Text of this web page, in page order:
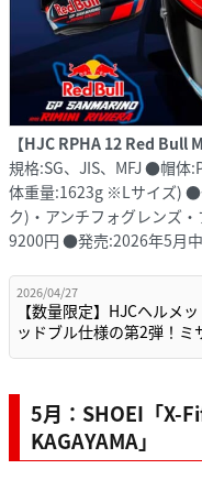
【HJC RPHA 12 Red Bull
規格:SG、JIS、MFJ ●帽体
体重量:1623g ※Lサイズ) ●
ク)・アンチフォグレンズ
9200円 ●発売:2026年5月
2026/04/27
【数量限定】HJCヘルメ
ッドブル仕様の第2弾！
5月：SHOEI「X-
KAGAYAMA」